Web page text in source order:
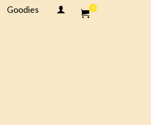
Goodies 0